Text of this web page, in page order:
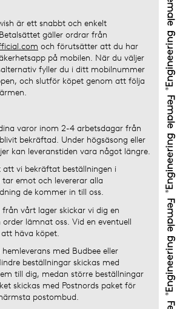
är ett snabbt och enkelt
gäller ordrar från
och förutsätter att du har
på mobilen. När du väljer
fyller du i ditt mobilnummer
och slutför köpet genom att följa
varor inom 2-4 arbetsdagar från
bekräftad. Under högsäsong eller
kan leveranstiden vara något längre.
att vi bekräftat beställningen i
emot och levererar alla
de kommer in till oss.
vårt lager skickar vi dig en
lämnat oss. Vid en eventuell
häva köpet.
med Budbee eller
beställningar skickas med
till dig, medan större beställningar
skickas med Postnords paket för
postombud.